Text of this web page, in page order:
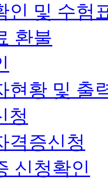
인 및 수험
환불
현황 및 출
청
격증신청
신청확인